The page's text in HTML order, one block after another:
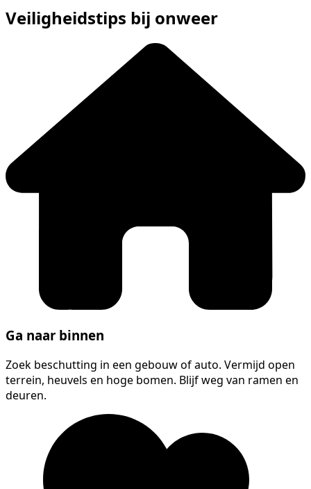
Veiligheidstips bij onweer
Ga naar binnen
Zoek beschutting in een gebouw of auto. Vermijd open
terrein, heuvels en hoge bomen. Blijf weg van ramen en
deuren.